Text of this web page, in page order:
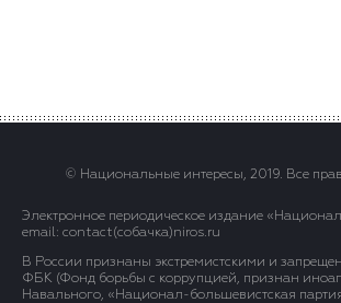
© Национальные интересы, 2019. Все
Электронное периодическое издание
email: contact(сoбaчка)niros.ru
В России признаны экстремистскими и
ФБК (Фонд борьбы с коррупцией, признан
Навального, «Национал-большевистская